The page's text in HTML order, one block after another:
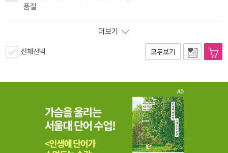
품절
더보기
전체선택 모두보기